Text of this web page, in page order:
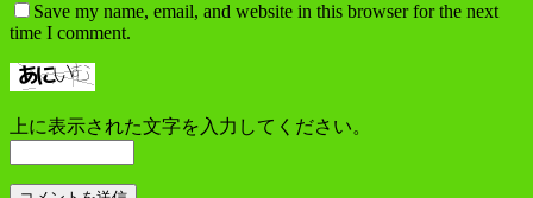
Save my name, email, and website in this browser for the next
time I comment.
上に表示された文字を入力してください。